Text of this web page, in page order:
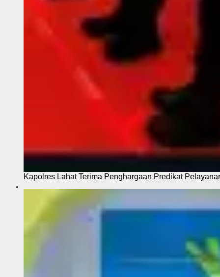
Kapolres Lahat Terima Penghargaan Predikat